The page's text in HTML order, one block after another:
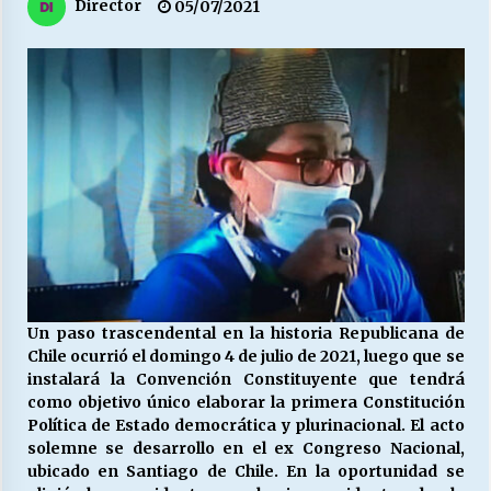
MUNICIPALIDAD, TRABAJADORES, CLIMA
13/07/2026
Escuela hospitalaria El Carmen de Maipu.
25/06/2026
¿Qué habrían dicho?
23/06/2026
VOLVER A SER ALTERNATIVA
16/06/2026
MUNICIPALIDADES, HONORARIOS, DESPIDOS
28/05/2026
Director 05/07/2021
Un paso trascendental en la historia Republicana de
Chile ocurrió el domingo 4 de julio de 2021, luego que se
instalará la Convención Constituyente que tendrá
como objetivo único elaborar la primera Constitución
Política de Estado democrática y plurinacional. El acto
solemne se desarrollo en el ex Congreso Nacional,
ubicado en Santiago de Chile. En la oportunidad se